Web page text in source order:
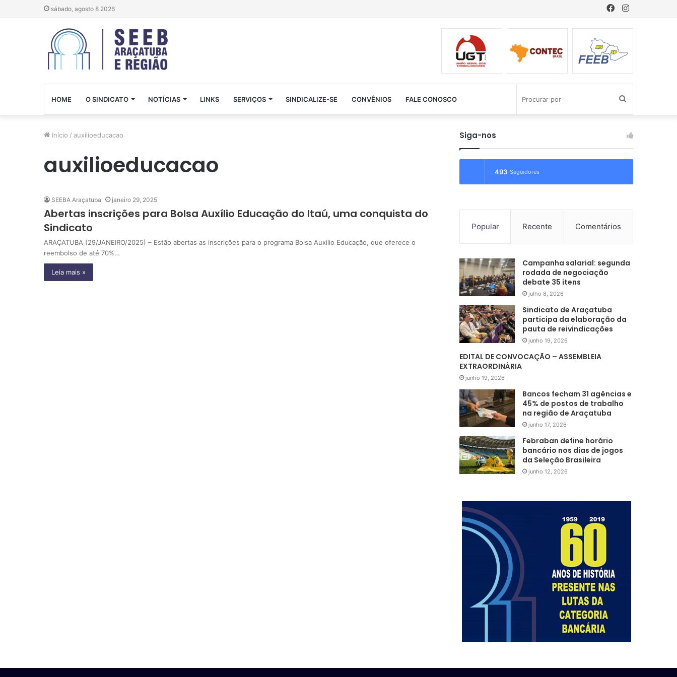
sábado, agosto 8 2026 Facebook
HOME O SINDICATO NOTÍCIAS LINKS SERVIÇOS SINDICALIZE-SE CONVÊNIOS FALE CONOSCO
Início / auxilioeducacao
auxilioeducacao
SEEBA Araçatuba janeiro 29, 2025
Abertas inscrições para Bolsa Auxílio Educação do Itaú, uma conquista do
Sindicato
ARAÇATUBA (29/JANEIRO/2025) – Estão abertas as inscrições para o programa Bolsa Auxílio Educação, que oferece o
reembolso de até 70%…
Leia mais »
Siga-nos
493 Seguidores
Popular Recente Comentários
Campanha salarial: segunda
rodada de negociação
debate 35 itens
julho 8, 2026
Sindicato de Araçatuba
participa da elaboração da
pauta de reivindicações
junho 19, 2026
EDITAL DE CONVOCAÇÃO – ASSEMBLEIA
EXTRAORDINÁRIA
junho 19, 2026
Bancos fecham 31 agências e
45% de postos de trabalho
na região de Araçatuba
junho 17, 2026
Febraban define horário
bancário nos dias de jogos
da Seleção Brasileira
junho 12, 2026